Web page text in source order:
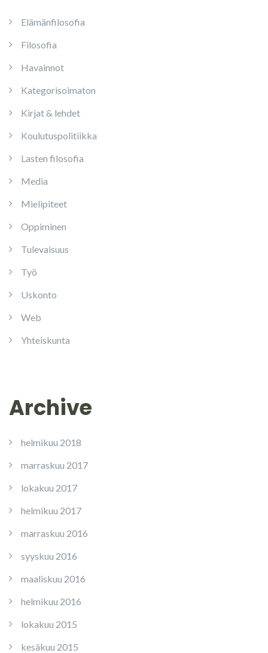
Elämänfilosofia
Filosofia
Havainnot
Kategorisoimaton
Kirjat & lehdet
Koulutuspolitiikka
Lasten filosofia
Media
Mielipiteet
Oppiminen
Tulevaisuus
Työ
Uskonto
Web
Yhteiskunta
Archive
helmikuu 2018
marraskuu 2017
lokakuu 2017
helmikuu 2017
marraskuu 2016
syyskuu 2016
maaliskuu 2016
helmikuu 2016
lokakuu 2015
kesäkuu 2015